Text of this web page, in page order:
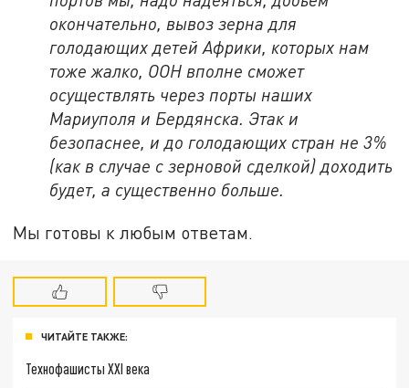
окончательно, вывоз зерна для
голодающих детей Африки, которых нам
тоже жалко, ООН вполне сможет
осуществлять через порты наших
Мариуполя и Бердянска. Этак и
безопаснее, и до голодающих стран не 3%
(как в случае с зерновой сделкой) доходить
будет, а существенно больше.
Мы готовы к любым ответам.
ЧИТАЙТЕ ТАКЖЕ:
Технофашисты XXI века